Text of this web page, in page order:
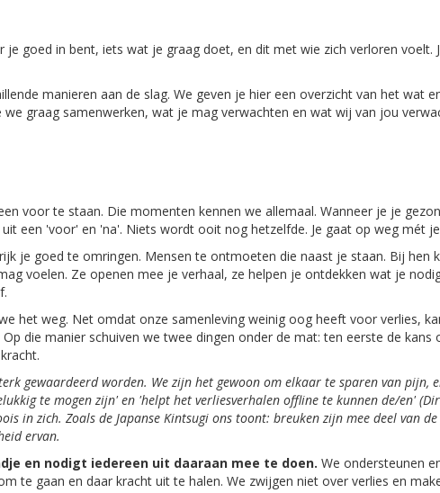
goed in bent, iets wat je graag doet, en dit met wie zich verloren voelt.
manieren aan de slag. We geven je hier een overzicht van het wat
graag samenwerken, wat je mag verwachten en wat wij van jou
voor te staan. Die momenten kennen we allemaal. Wanneer je je
een 'voor' en 'na'. Niets wordt ooit nog hetzelfde. Je gaat op weg mét
je goed te omringen. Mensen te ontmoeten die naast je staan. Bij hen
voelen. Ze openen mee je verhaal, ze helpen je ontdekken wat je
het weg. Net omdat onze samenleving weinig oog heeft voor verlies,
die manier schuiven we twee dingen onder de mat: ten eerste de kans
gewaardeerdworden. We zijn het gewoon om elkaar te sparen van pijn,
te mogenzijn' en 'helpt het verliesverhalen offline te kunnen de/en'
in zich. Zoals de Japanse Kintsugi ons toont: breuken zijn mee deel van de
ervan.
en nodigt iedereen uit daaraan mee te doen. We ondersteunen
te gaan en daar kracht uit te halen. We zwijgen niet over verlies en